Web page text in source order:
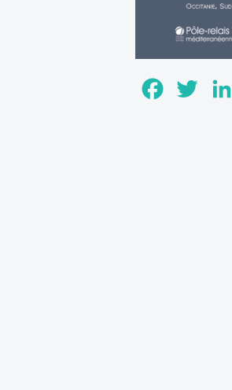
FacebookTwitter